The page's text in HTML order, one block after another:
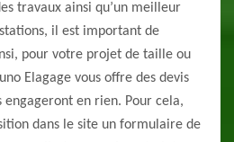
travaux ainsi qu’un meilleur
il est important de
pour votre projet de taille ou
Elagage vous offre des devis
engageront en rien. Pour cela,
dans le site un formulaire de